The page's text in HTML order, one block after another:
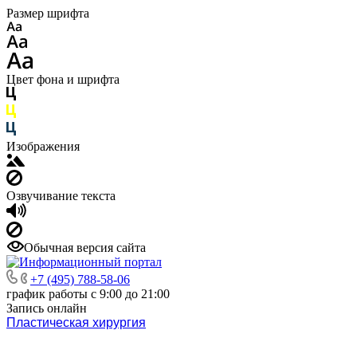
Размер шрифта
Цвет фона и шрифта
Изображения
Озвучивание текста
Обычная версия сайта
+7 (495) 788-58-06
график работы с 9:00 до 21:00
Запись онлайн
Пластическая хирургия